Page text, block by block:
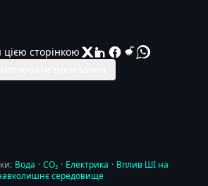
цією сторінкою
Вода · CO₂ · Електрика · Вплив ШІ на
середовище